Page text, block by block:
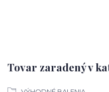
Tovar zaradený v